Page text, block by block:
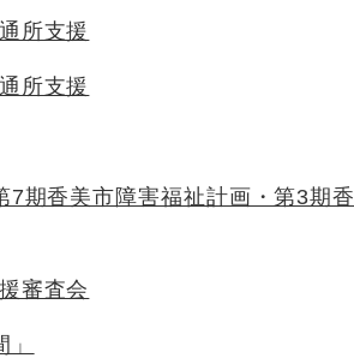
所支援
所支援
期香美市障害福祉計画・第3期香
審査会